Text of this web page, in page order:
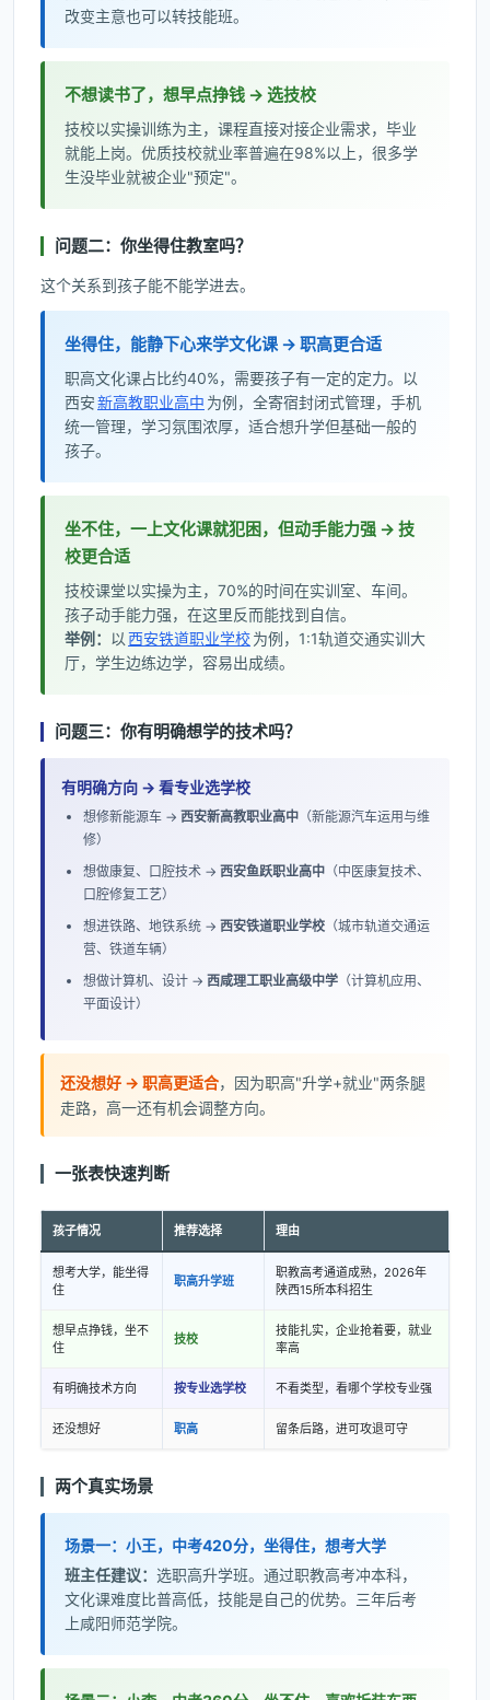
改变主意也可以转技能班。
不想读书了，想早点挣钱 → 选技校
技校以实操训练为主，课程直接对接企业需求，毕业
就能上岗。优质技校就业率普遍在98%以上，很多学
生没毕业就被企业"预定"。
问题二：你坐得住教室吗？
这个关系到孩子能不能学进去。
坐得住，能静下心来学文化课 → 职高更合适
职高文化课占比约40%，需要孩子有一定的定力。以
西安新高教职业高中 为例，全寄宿封闭式管理，手机
统一管理，学习氛围浓厚，适合想升学但基础一般的
孩子。
坐不住，一上文化课就犯困，但动手能力强 → 技
校更合适
技校课堂以实操为主，70%的时间在实训室、车间。
孩子动手能力强，在这里反而能找到自信。
举例：
以 西安铁道职业学校为例，1:1轨道交通实训大
厅，学生边练边学，容易出成绩。
问题三：你有明确想学的技术吗？
有明确方向 → 看专业选学校
想修新能源车 → 西安新高教职业高中 （新能源汽车运用与维
修）
想做康复、口腔技术 → 西安鱼跃职业高中 （中医康复技术、
口腔修复工艺）
想进铁路、地铁系统 → 西安铁道职业学校 （城市轨道交通运
营、铁道车辆）
想做计算机、设计 → 西咸理工职业高级中学 （计算机应用、
平面设计）
还没想好 → 职高更适合，因为职高"升学+就业"两条腿
走路，高一还有机会调整方向。
一张表快速判断
孩子情况 推荐选择 理由
想考大学，能坐得
住
职高升学班
职教高考通道成熟，2026年
陕西15所本科招生
想早点挣钱，坐不
住
技校
技能扎实，企业抢着要，就业
率高
有明确技术方向 按专业选学校 不看类型，看哪个学校专业强
还没想好 职高 留条后路，进可攻退可守
两个真实场景
场景一：小王，中考420分，坐得住，想考大学
班主任建议： 选职高升学班。通过职教高考冲本科，
文化课难度比普高低，技能是自己的优势。三年后考
上咸阳师范学院。